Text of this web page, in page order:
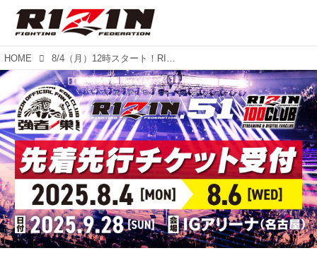
HOME 8/4（月）12時スタート！RIZIN.51 ファンクラブ先着先行 / RIZIN 100 CLUB先着先行受付！